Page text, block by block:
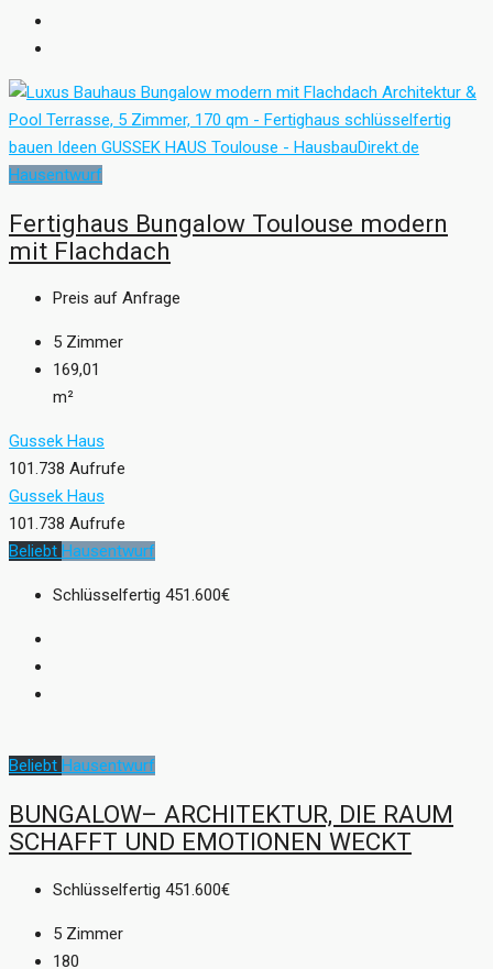
Hausentwurf
Fertighaus Bungalow Toulouse modern
mit Flachdach
Preis auf Anfrage
5 Zimmer
169,01
m²
Gussek Haus
101.738 Aufrufe
Gussek Haus
101.738 Aufrufe
Beliebt Hausentwurf
Schlüsselfertig 451.600€
Beliebt Hausentwurf
BUNGALOW– ARCHITEKTUR, DIE RAUM
SCHAFFT UND EMOTIONEN WECKT
Schlüsselfertig 451.600€
5 Zimmer
180